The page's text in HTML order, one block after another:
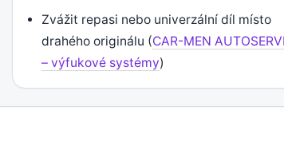
Zvážit repasi nebo univerzální díl místo
drahého originálu (CAR-MEN
– výfukové systémy)